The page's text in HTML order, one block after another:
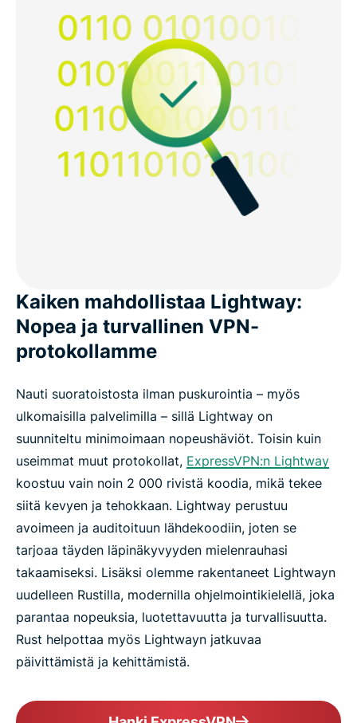
Kaiken mahdollistaa Lightway:
Nopea ja turvallinen VPN-
protokollamme
Nauti suoratoistosta ilman puskurointia – myös
ulkomaisilla palvelimilla – sillä Lightway on
suunniteltu minimoimaan nopeushäviöt. Toisin kuin
useimmat muut protokollat, ExpressVPN:n Lightway
koostuu vain noin 2 000 rivistä koodia, mikä tekee
siitä kevyen ja tehokkaan. Lightway perustuu
avoimeen ja auditoituun lähdekoodiin, joten se
tarjoaa täyden läpinäkyvyyden mielenrauhasi
takaamiseksi. Lisäksi olemme rakentaneet Lightwayn
uudelleen Rustilla, modernilla ohjelmointikielellä, joka
parantaa nopeuksia, luotettavuutta ja turvallisuutta.
Rust helpottaa myös Lightwayn jatkuvaa
päivittämistä ja kehittämistä.